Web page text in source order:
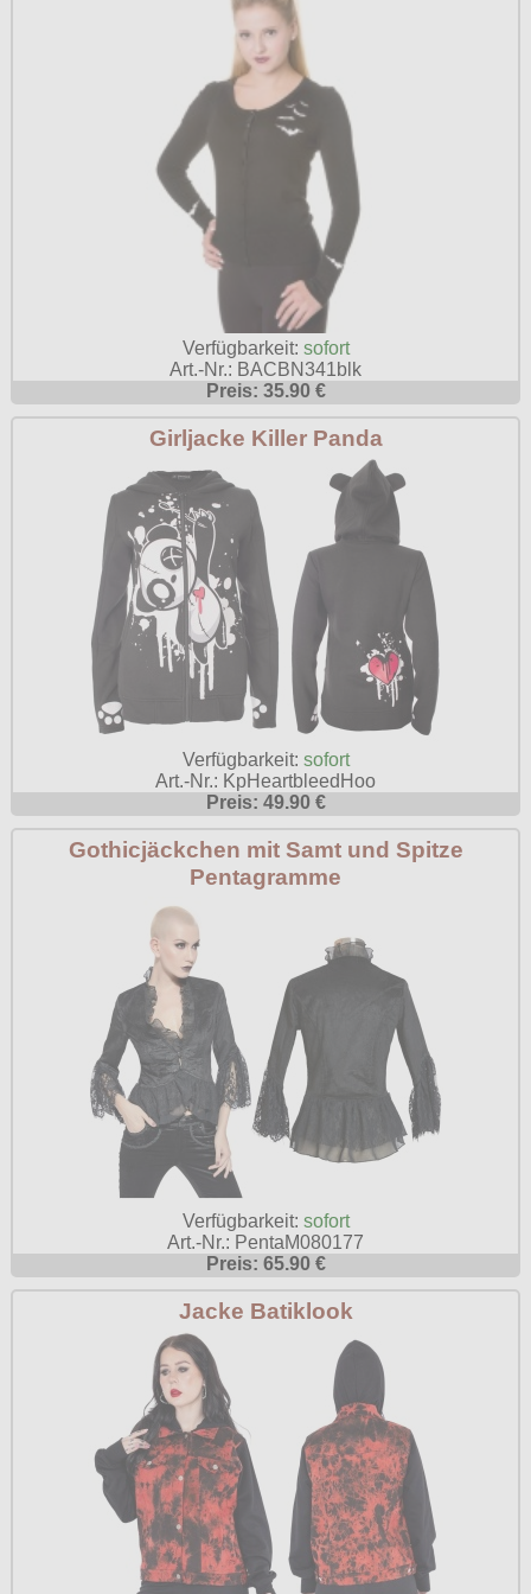
Verfügbarkeit: sofort
Art.-Nr.: BACBN341blk
Preis: 35.90 €
Girljacke Killer Panda
Verfügbarkeit: sofort
Art.-Nr.: KpHeartbleedHoo
Preis: 49.90 €
Gothicjäckchen mit Samt und Spitze
Pentagramme
Verfügbarkeit: sofort
Art.-Nr.: PentaM080177
Preis: 65.90 €
Jacke Batiklook